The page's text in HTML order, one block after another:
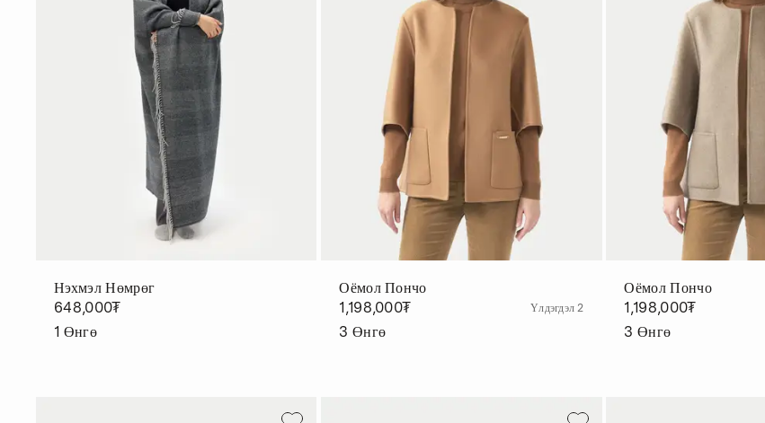
Нэхмэл Нөмрөг
648,000₮
1 Өнгө
Оёмол Пончо
1,198,000₮
Үлдэгдэл 2
3 Өнгө
Оёмол Пончо
1,198,000₮
3 Өнгө